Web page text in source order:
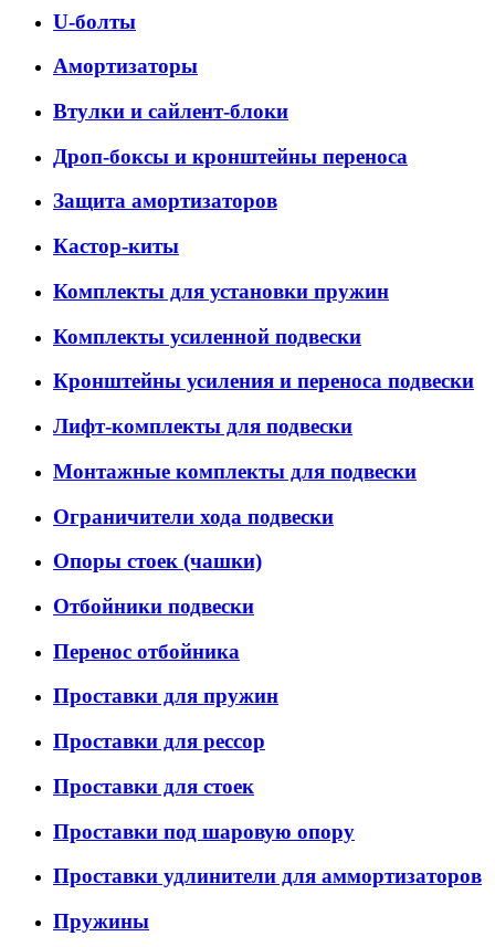
U-болты
Амортизаторы
Втулки и сайлент-блоки
Дроп-боксы и кронштейны переноса
Защита амортизаторов
Кастор-киты
Комплекты для установки пружин
Комплекты усиленной подвески
Кронштейны усиления и переноса подвески
Лифт-комплекты для подвески
Монтажные комплекты для подвески
Ограничители хода подвески
Опоры стоек (чашки)
Отбойники подвески
Перенос отбойника
Проставки для пружин
Проставки для рессор
Проставки для стоек
Проставки под шаровую опору
Проставки удлинители для аммортизаторов
Пружины